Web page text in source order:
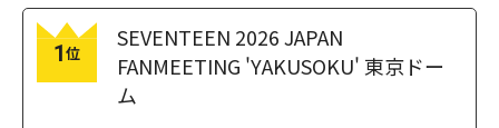
1位
SEVENTEEN 2026 JAPAN
FANMEETING 'YAKUSOKU' 東京ドー
ム